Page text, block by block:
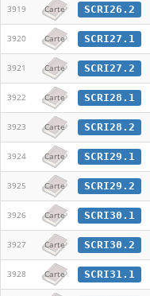
3919 Carte SCRI26.2
3920 Carte SCRI27.1
3921 Carte SCRI27.2
3922 Carte SCRI28.1
3923 Carte SCRI28.2
3924 Carte SCRI29.1
3925 Carte SCRI29.2
3926 Carte SCRI30.1
3927 Carte SCRI30.2
3928 Carte SCRI31.1